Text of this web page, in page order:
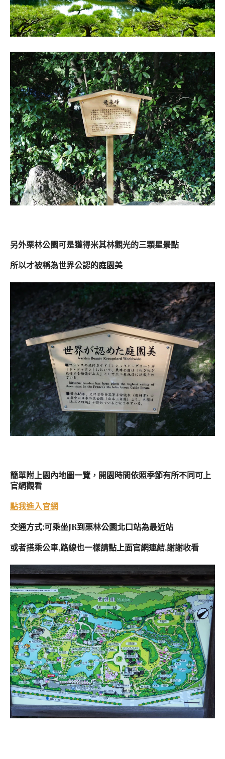
另外栗林公園可是獲得米其林觀光的三顆星景點
所以才被稱為世界公認的庭園美
簡單附上園內地圖一覽， 開園時間依照季節有所不同可上
官網觀看
點我進入官網
交通方式:可乘坐JR到栗林公園北口站為最近站
或者搭乘公車,路線也一樣請點上面官網連結,謝謝收看